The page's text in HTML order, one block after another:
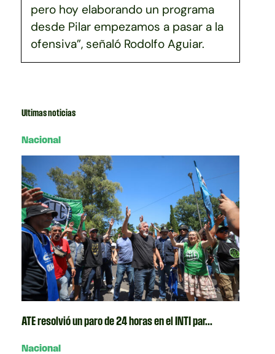
pero hoy elaborando un programa
desde Pilar empezamos a pasar a la
ofensiva”, señaló Rodolfo Aguiar.
Ultimas noticias
Nacional
ATE resolvió un paro de 24 horas en el INTI par...
Nacional